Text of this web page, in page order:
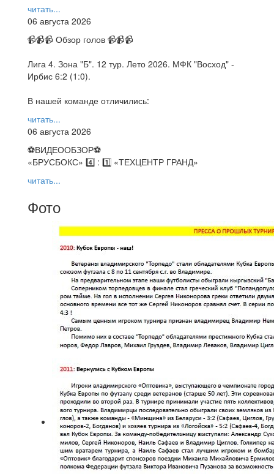
читать...
06 августа 2026
📹📹📹 Обзор голов 📹📹📹
Лига 4. Зона "Б". 12 тур. Лето 2026. МФК "Восход" -
Ирбис 6:2 (1:0).
В нашей команде отличились:
читать...
06 августа 2026
⚽️ВИДЕООБЗОР⚽️
«БРУСБОКС» 4️⃣ : 1️⃣ «ТЕХЦЕНТР ГРАНД»
читать...
Фото